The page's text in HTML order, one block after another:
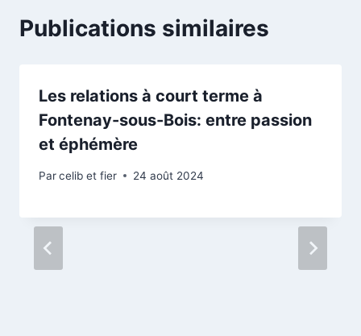
Publications similaires
Les relations à court terme à
Fontenay-sous-Bois: entre passion
et éphémère
Parcelib et fier 24 août 2024